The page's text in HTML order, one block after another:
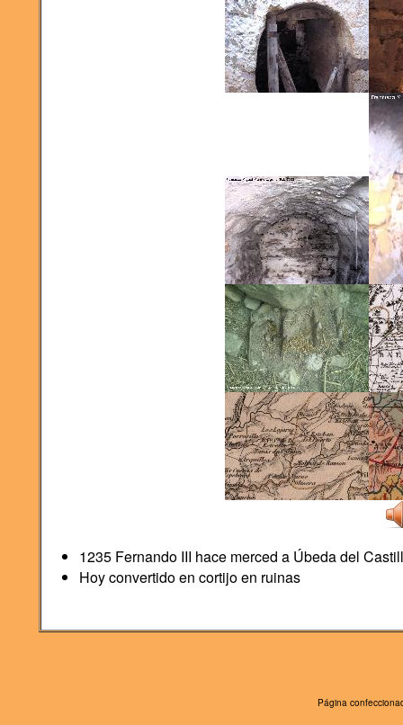
1235 Fernando III hace merced a Úbeda del
Hoy convertido en cortijo en ruinas
Página